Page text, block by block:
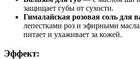
защищает губы от сухости.
Гималайская розовая соль для
лепестками роз и эфирными
питает и ухаживает за кожей.
Эффект: